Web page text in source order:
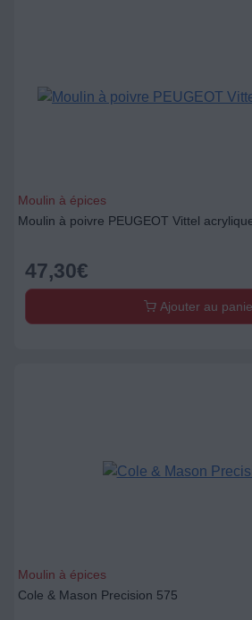
Moulin à épices
Moulin à poivre PEUGEOT Vittel
47,30€
Ajouter au
Moulin à épices
Cole & Mason Precision 575